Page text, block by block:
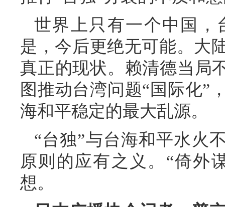
世界上只有一个中国，
是，今后更绝无可能。大
真正的现状。赖清德当局
图推动台湾问题“国际化”
海和平稳定的最大乱源。
“台独”与台海和平水火
原则的应有之义。“倚外
想。